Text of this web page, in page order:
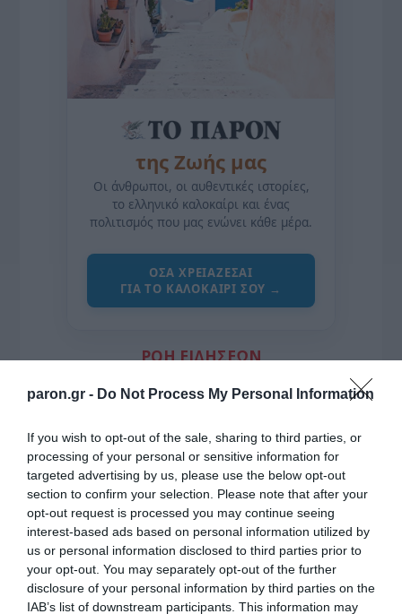
paron.gr - Do Not Process My Personal Information
If you wish to opt-out of the sale, sharing to third parties, or
processing of your personal or sensitive information for
targeted advertising by us, please use the below opt-out
section to confirm your selection. Please note that after your
opt-out request is processed you may continue seeing
interest-based ads based on personal information utilized by
us or personal information disclosed to third parties prior to
your opt-out. You may separately opt-out of the further
disclosure of your personal information by third parties on the
IAB’s list of downstream participants. This information may
της Ζωής μας
Οι άνθρωποι, οι αυθεντικές ιστορίες,
το ελληνικό καλοκαίρι και ένας
πολιτισμός που μας ενώνει κάθε μέρα.
ΌΣΑ ΧΡΕΙΆΖΕΣΑΙ
ΓΙΑ ΤΟ ΚΑΛΟΚΑΊΡΙ ΣΟΥ →
ΡΟΗ ΕΙΔΗΣΕΩΝ
Χάνει το στοίχημα με τα «κόκκινα» δάνεια η
LIVE: Η Θεία Λειτουργία της Μεταμορφώσεως του
Σωτήρος
Ξύπνησαν, αλλά για τους λάθος λόγους…
Παναθηναϊκός – ΤΣΣΚΑ 1948 1-1: «Στραβοπάτημα»
στο ΟΑΚΑ
GSI: Στο έργο διασύνδεσης Ελλάδας-Κύπρου η